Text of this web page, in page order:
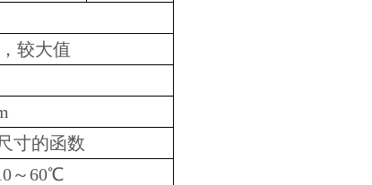
较大值
寸的函数
～60℃